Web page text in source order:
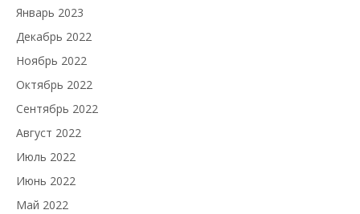
Январь 2023
Декабрь 2022
Ноябрь 2022
Октябрь 2022
Сентябрь 2022
Август 2022
Июль 2022
Июнь 2022
Май 2022